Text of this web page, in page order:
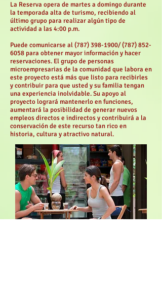
La Reserva opera de martes a domingo durante
la temporada alta de turismo, recibiendo al
último grupo para realizar algún tipo de
actividad a las 4:00 p.m.
Puede comunicarse al(787) 398-1900/(787) 852-
6058 para obtener mayor información y hacer
reservaciones. El grupo de personas
microempresarias de la comunidad que labora en
este proyecto está más que listo para recibirles
y contribuir para que usted y su familia tengan
una experiencia inolvidable. Su apoyo al
proyecto logrará mantenerlo en funciones,
aumentará la posibilidad de generar nuevos
empleos directos e indirectos y contribuirá a la
conservación de este recurso tan rico en
historia, cultura y atractivo natural.